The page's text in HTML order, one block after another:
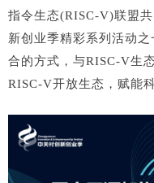
指令生态(RISC-V)联盟
新创业季精彩系列活动
合的方式，与RISC-V生
RISC-V开放生态，赋能